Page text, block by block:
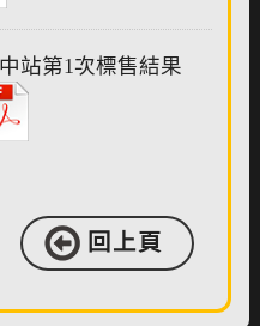
站第1次標售結果
回上頁